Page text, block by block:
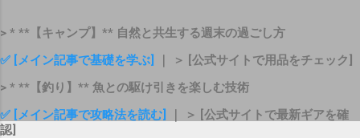
> * **【キャンプ】** 自然と共生する週末の過ごし方
✅ [メイン記事で基礎を学ぶ]
｜ ＞ [公式サイトで用品をチェック]
> * **【釣り】** 魚との駆け引きを楽しむ技術
✅ [メイン記事で攻略法を読む]
｜ ＞ [公式サイトで最新ギアを確
認]